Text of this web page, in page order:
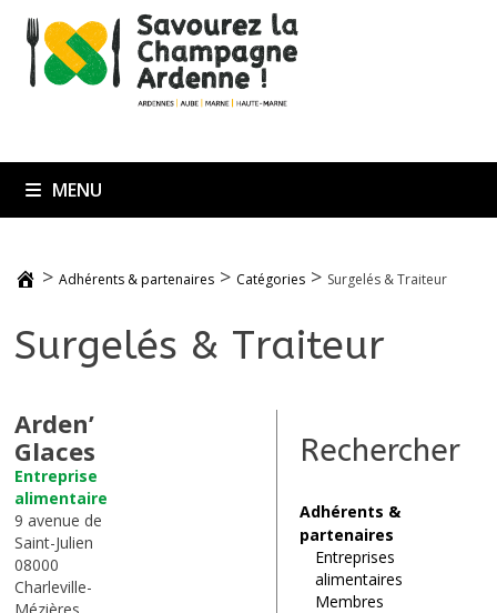
Passer
contenu
MENU
>Adhérents & partenaires > Catégories > Surgelés & Traiteur
Surgelés & Traiteur
Arden’
Glaces
Entreprise
alimentaire
9 avenue de
Saint-Julien
08000
Charleville-
Rechercher
Adhérents &
partenaires
Entreprises
alimentaires
Membres